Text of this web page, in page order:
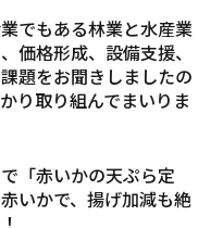
でもある林業と水産業
価格形成、設備支援、
題をお聞きしましたの
り取り組んでまいりま
「赤いかの天ぷら定
いかで、揚げ加減も絶